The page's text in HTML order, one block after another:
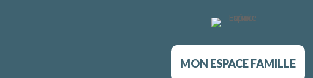
MON ESPACE FAMILLE